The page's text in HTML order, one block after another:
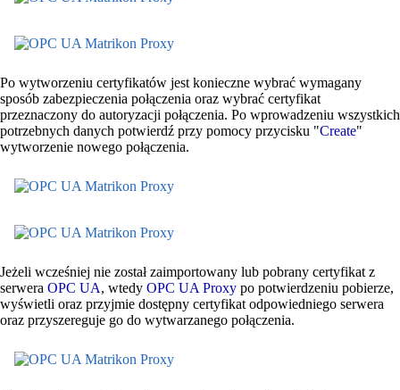
Po wytworzeniu certyfikatów jest konieczne wybrać wymagany
sposób zabezpieczenia połączenia oraz wybrać certyfikat
przeznaczony do autoryzacji połączenia. Po wprowadzeniu wszystkich
potrzebnych danych potwierdź przy pomocy przycisku "Create"
wytworzenie nowego połączenia.
Jeżeli wcześniej nie został zaimportowany lub pobrany certyfikat z
serwera OPC UA, wtedy OPC UA Proxy po potwierdzeniu pobierze,
wyświetli oraz przyjmie dostępny certyfikat odpowiedniego serwera
oraz przyszereguje go do wytwarzanego połączenia.